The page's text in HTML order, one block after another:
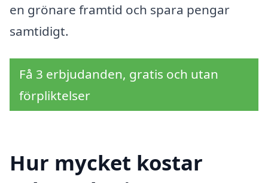
en grönare framtid och spara pengar
samtidigt.
Få 3 erbjudanden, gratis och utan
förpliktelser
Hur mycket kostar